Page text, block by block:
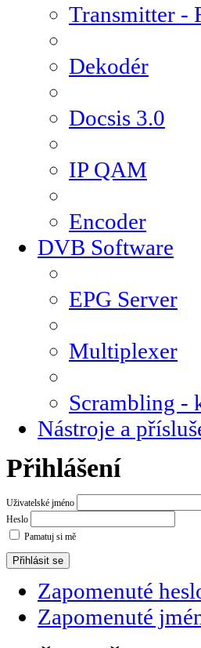
Transmitter -
Dekodér
Docsis 3.0
IP QAM
Encoder
DVB Software
EPG Server
Multiplexer
Scrambling -
Nástroje a
Přihlášení
Uživatelské jméno
Heslo
Pamatuj si mě
Zapomenuté
Zapomenuté